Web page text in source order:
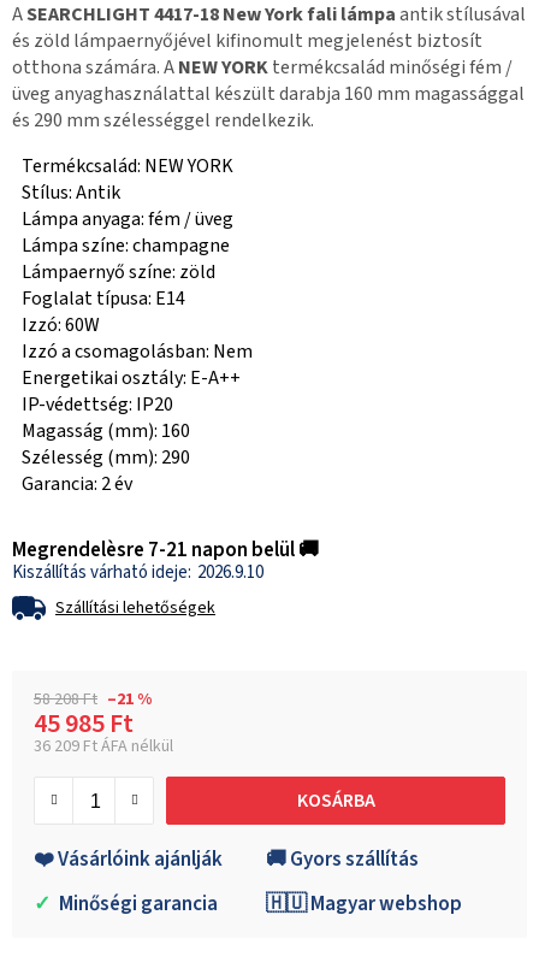
ASEARCHLIGHT 4417-18 New York fali lámpaantik stílusával
és zöld lámpaernyőjével kifinomult megjelenést biztosít
otthona számára. ANEW YORKtermékcsalád minőségi fém /
üveg anyaghasználattal készült darabja 160 mm magassággal
és 290 mm szélességgel rendelkezik.
Termékcsalád: NEW YORK
Stílus: Antik
Lámpa anyaga: fém / üveg
Lámpa színe: champagne
Lámpaernyő színe: zöld
Foglalat típusa: E14
Izzó: 60W
Izzó a csomagolásban: Nem
Energetikai osztály: E-A++
IP-védettség: IP20
Magasság (mm): 160
Szélesség (mm): 290
Garancia: 2 év
Megrendelèsre 7-21 napon belül 🚚
2026.9.10
Szállítási lehetőségek
58 208 Ft –21 %
45 985 Ft
36 209 Ft ÁFA nélkül
KOSÁRBA
❤️ Vásárlóink ajánlják
🚚 Gyors szállítás
✓ Minőségi garancia 🇭🇺 Magyar webshop